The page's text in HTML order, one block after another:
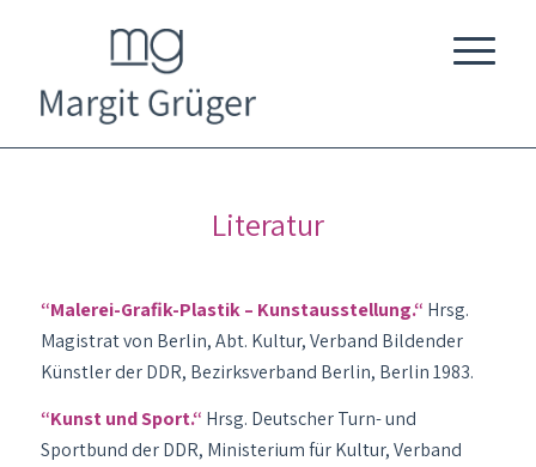
Literatur
“Malerei-Grafik-Plastik – Kunstausstellung.“ Hrsg.
Magistrat von Berlin, Abt. Kultur, Verband Bildender
Künstler der DDR, Bezirksverband Berlin, Berlin 1983.
“Kunst und Sport.“ Hrsg. Deutscher Turn- und
Sportbund der DDR, Ministerium für Kultur, Verband